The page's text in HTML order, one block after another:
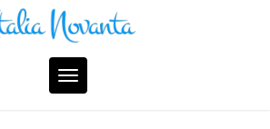
Toggle
navigation